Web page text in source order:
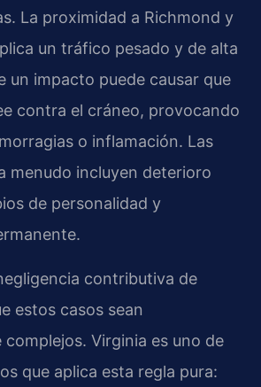
La proximidad a Richmond y
un tráfico pesado y de alta
un impacto puede causar que
contra el cráneo, provocando
o inflamación. Las
menudo incluyen deterioro
de personalidad y
contributiva de
estos casos sean
Virginia es uno de
que aplica esta regla pura: